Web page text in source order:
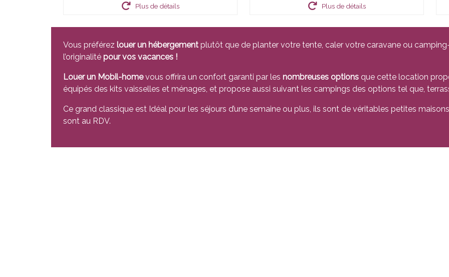
Plus de détails Plus de détails
Vous préférez louer un hébergement plutôt que de planter votre tente, caler votre caravane ou
l’originalité pour vos vacances !
Louer un Mobil-homevous offrira un confort garanti par les nombreuses options que cette location
équipés des kits vaisselles et ménages, et propose aussi suivant les campings des options tel que,
Ce grand classique est Idéal pour les séjours d’une semaine ou plus, ils sont de véritables petites
sont au RDV.